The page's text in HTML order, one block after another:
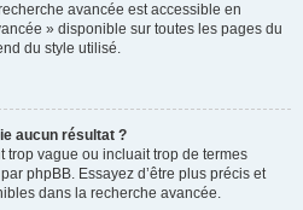
avancée est accessible en
» disponible sur toutes les pages du
du style utilisé.
aucun résultat ?
trop vague ou incluait trop de termes
phpBB. Essayez d’être plus précis et
dans la recherche avancée.